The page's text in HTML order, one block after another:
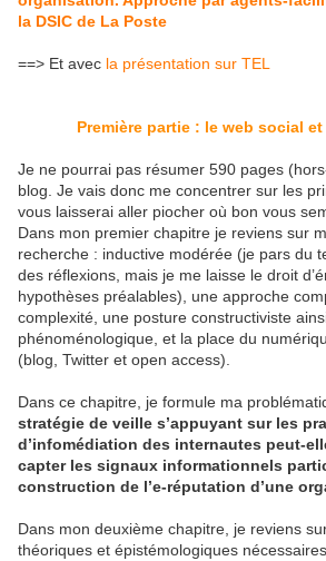
la DSIC de La Poste
==> Et avec la présentation sur TEL
Première partie : le web social
Je ne pourrai pas résumer 590 pages
blog. Je vais donc me concentrer sur les
vous laisserai aller piocher où bon vous
Dans mon premier chapitre je reviens sur
recherche : inductive modérée (je pars du
des réflexions, mais je me laisse le droit
hypothèses préalables), une approche
complexité, une posture constructiviste
phénoménologique, et la place du
(blog, Twitter et open access).
Dans ce chapitre, je formule ma
stratégie de veille s’appuyant sur les
d’infomédiation des internautes peut-
capter les signaux informationnels
construction de l’e-réputation d’une
Dans mon deuxième chapitre, je reviens
théoriques et épistémologiques